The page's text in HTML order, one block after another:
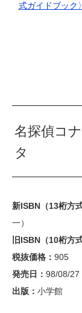
式ガイドブック
名探偵コ
タ
新ISBN（13桁方
一）
旧ISBN（10桁方
税抜価格： 905
発売日： 98/08/27
出版： 小学館